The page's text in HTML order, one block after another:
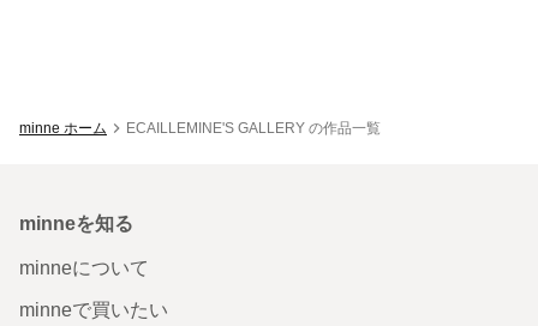
minne ホーム ECAILLEMINE'S GALLERY の作品一覧
minneを知る
minneについて
minneで買いたい